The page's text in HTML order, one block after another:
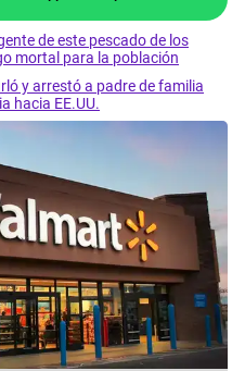
de este pescado de los
mortal para la población
y arrestó a padre de familia
hacia EE.UU.